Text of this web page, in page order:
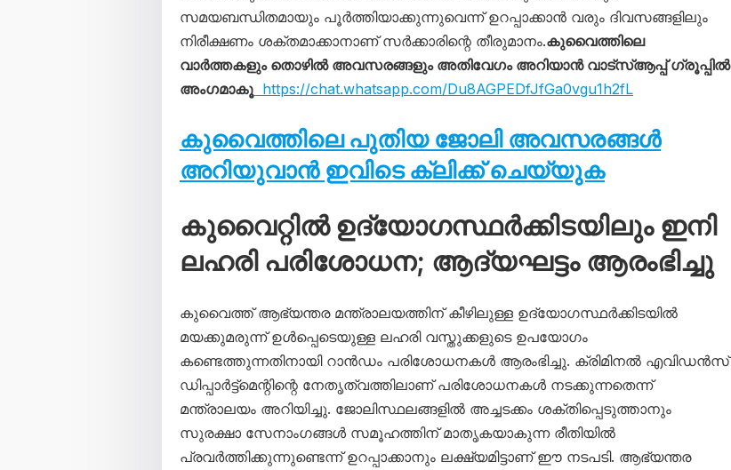
സമയബന്ധിതമായും പൂർത്തിയാക്കുന്നുവെന്ന് ഉറപ്പാക്കാൻ വരും ദിവസങ്ങളിലും
നിരീക്ഷണം ശക്തമാക്കാനാണ് സർക്കാരിന്റെ തീരുമാനം.കുവൈത്തിലെ
വാർത്തകളും തൊഴിൽ അവസരങ്ങളും അതിവേഗം അറിയാൻ വാട്സ്ആപ്പ് ഗ്രൂപ്പിൽ
അംഗമാകൂ https://chat.whatsapp.com/Du8AGPEDfJfGa0vgu1h2fL
കുവൈത്തിലെ പുതിയ ജോലി അവസരങ്ങൾ
അറിയുവാൻ ഇവിടെ ക്ലിക്ക് ചെയ്യുക
കുവൈറ്റിൽ ഉദ്യോഗസ്ഥർക്കിടയിലും ഇനി
ലഹരി പരിശോധന; ആദ്യഘട്ടം ആരംഭിച്ചു
കുവൈത്ത് ആഭ്യന്തര മന്ത്രാലയത്തിന് കീഴിലുള്ള ഉദ്യോഗസ്ഥർക്കിടയിൽ
മയക്കുമരുന്ന് ഉൾപ്പെടെയുള്ള ലഹരി വസ്തുക്കളുടെ ഉപയോഗം
കണ്ടെത്തുന്നതിനായി റാൻഡം പരിശോധനകൾ ആരംഭിച്ചു. ക്രിമിനൽ എവിഡൻസ്
ഡിപ്പാർട്ട്‌മെന്റിന്റെ നേതൃത്വത്തിലാണ് പരിശോധനകൾ നടക്കുന്നതെന്ന്
മന്ത്രാലയം അറിയിച്ചു. ജോലിസ്ഥലങ്ങളിൽ അച്ചടക്കം ശക്തിപ്പെടുത്താനും
സുരക്ഷാ സേനാംഗങ്ങൾ സമൂഹത്തിന് മാതൃകയാകുന്ന രീതിയിൽ
പ്രവർത്തിക്കുന്നുണ്ടെന്ന് ഉറപ്പാക്കാനും ലക്ഷ്യമിട്ടാണ് ഈ നടപടി. ആഭ്യന്തര